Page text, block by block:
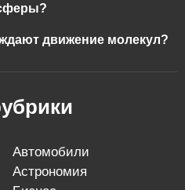
движение молекул?
автомобили
астрономия